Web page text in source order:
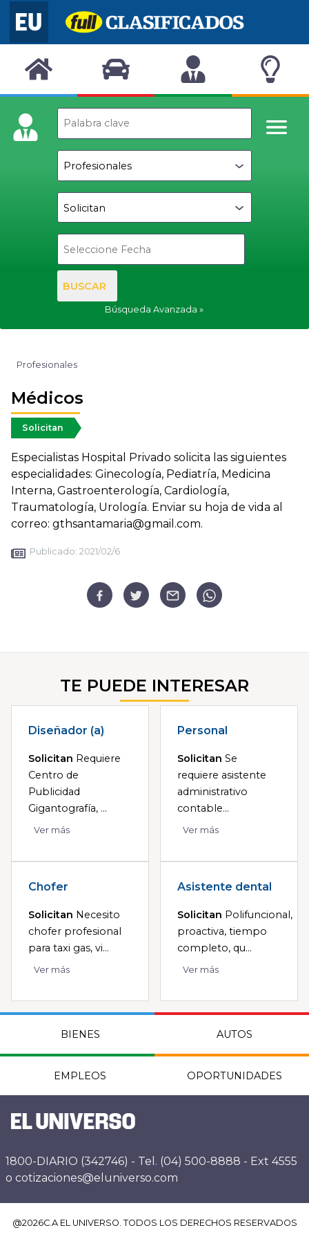
BUSCAR
Búsqueda Avanzada
Profesionales
Médicos
Solicitan
Especialistas Hospital Privado solicita las siguientes
especialidades: Ginecología, Pediatría, Medicina
Interna, Gastroenterología, Cardiología,
Traumatología, Urología. Enviar su hoja de vida al
correo: gthsantamaria@gmail.com.
Publicado: 2021/02/6
TE PUEDE INTERESAR
Diseñador (a)
Solicitan Requiere
Centro de
Publicidad
Gigantografía, ...
Ver más
Personal
Solicitan Se
requiere asistente
administrativo
contable...
Ver más
Chofer
Solicitan Necesito
chofer profesional
para taxi gas, vi...
Ver más
Asistente dental
Solicitan Polifuncional,
proactiva, tiempo
completo, qu...
Ver más
BIENES AUTOS
EMPLEOS OPORTUNIDADES
1800-DIARIO (342746) - Tel. (04) 500-8888 - Ext 4555
o cotizaciones@eluniverso.com
@2026C.A EL UNIVERSO. TODOS LOS DERECHOS RESERVADOS